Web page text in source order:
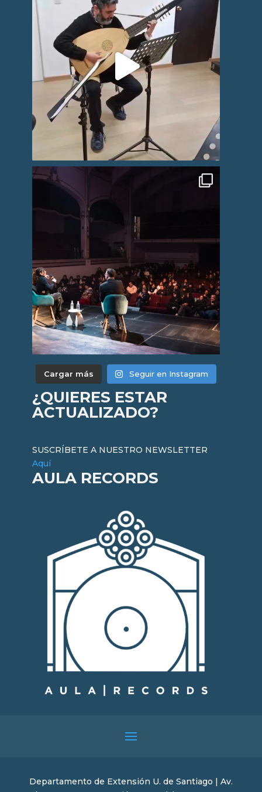
Cargar más Seguir en Instagram
¿QUIERES ESTAR
ACTUALIZADO?
SUSCRÍBETE A NUESTRO NEWSLETTER
Aquí
AULA RECORDS
Departamento de Extensión U. de Santiago | Av.